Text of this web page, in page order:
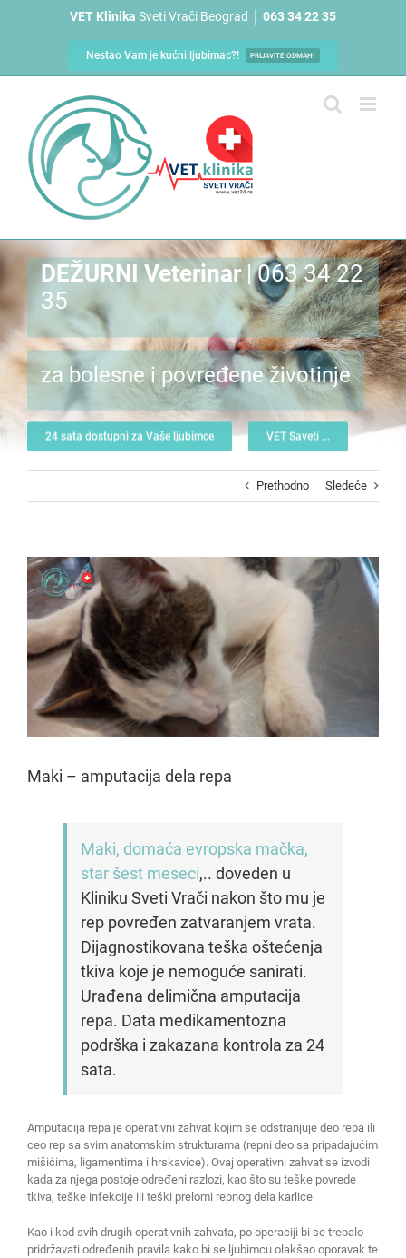
VET Klinika Sveti Vrači Beograd │ 063 34 22 35
Nestao Vam je kućni ljubimac?! PRIJAVITE ODMAH!
DEŽURNI Veterinar| 063 34 22
35
za bolesne i povređene životinje
24 sata dostupni za Vaše ljubimce VET Saveti ...
Prethodno Sledeće
View
Larger
Image
Maki – amputacija dela repa
Maki, domaća evropska mačka,
star šest meseci,.. doveden u
Kliniku Sveti Vrači nakon što mu je
rep povređen zatvaranjem vrata.
Dijagnostikovana teška oštećenja
tkiva koje je nemoguće sanirati.
Urađena delimična amputacija
repa. Data medikamentozna
podrška i zakazana kontrola za 24
sata.
Amputacija repa je operativni zahvat kojim se odstranjuje deo repa ili
ceo rep sa svim anatomskim strukturama (repni deo sa pripadajućim
mišićima, ligamentima i hrskavice). Ovaj operativni zahvat se izvodi
kada za njega postoje određeni razlozi, kao što su teške povrede
tkiva, teške infekcije ili teški prelomi repnog dela karlice.
Kao i kod svih drugih operativnih zahvata, po operaciji bi se trebalo
pridržavati određenih pravila kako bi se ljubimcu olakšao oporavak te